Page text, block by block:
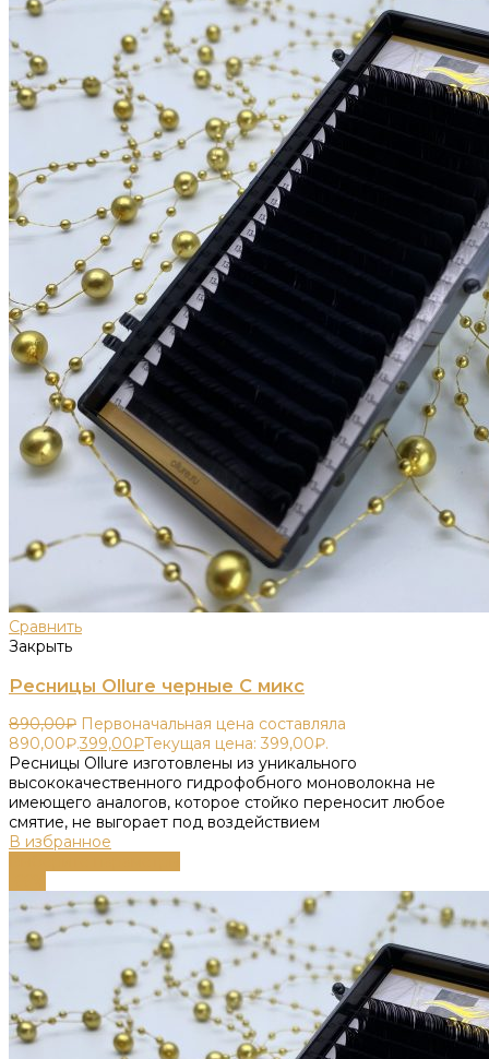
Сравнить
Закрыть
Ресницы Ollure черные С микс
890,00₽ Первоначальная цена составляла
890,00₽.399,00₽Текущая цена: 399,00₽.
Ресницы Ollure изготовлены из уникального
высококачественного гидрофобного моноволокна не
имеющего аналогов, которое стойко переносит любое
смятие, не выгорает под воздействием
В избранное